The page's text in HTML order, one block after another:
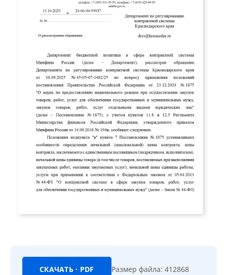
СКАЧАТЬ · PDF Размер файла: 412868